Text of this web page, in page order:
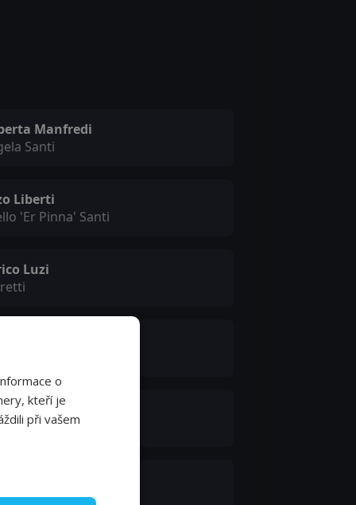
Manfredi
Santi
Liberti
'Er Pinna' Santi
Luzi
Cascio
Tuccimei
Bonardi
o
kteří je
při vašem